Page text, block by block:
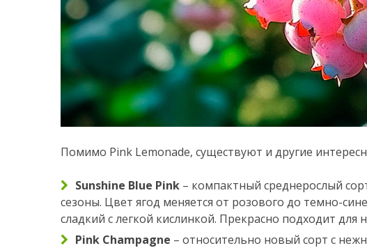
Помимо Pink Lemonade, существуют и другие
Sunshine Blue Pink – компактный среднерослый
сезоны. Цвет ягод меняется от розового до темно-
сладкий с легкой кислинкой. Прекрасно подходит
Pink Champagne – относительно новый сорт с